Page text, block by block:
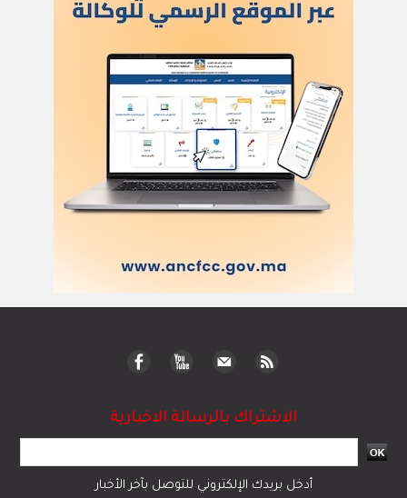
الاشتراك بالرسالة الاخبارية
أدخل بريدك الإلكتروني للتوصل بآخر الأخبار